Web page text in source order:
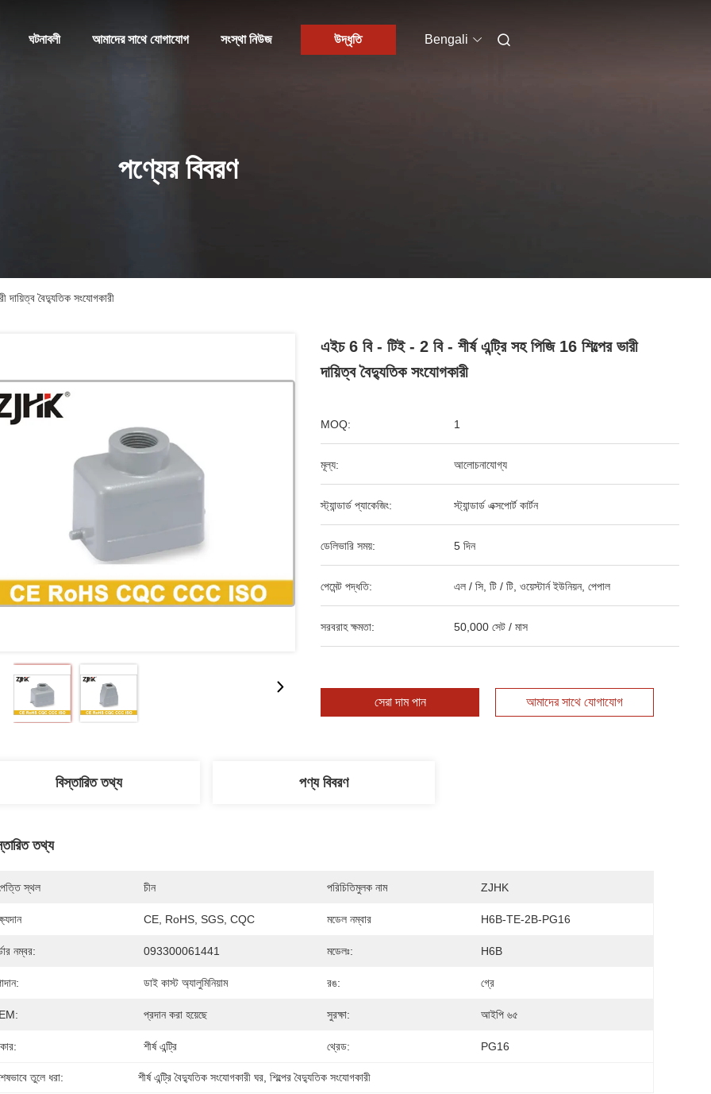
ঘটনাবলী আমাদের সাথে যোগাযোগ সংস্থা নিউজ উদ্ধৃতি Bengali
পণ্যের বিবরণ
দায়িত্ব বৈদ্যুতিক সংযোগকারী
এইচ 6 বি - টিই - 2 বি - শীর্ষ এন্ট্রি সহ পিজি 16 শিল্পের ভারী
দায়িত্ব বৈদ্যুতিক সংযোগকারী
MOQ: 1
মূল্য: আলোচনাযোগ্য
স্ট্যান্ডার্ড প্যাকেজিং: স্ট্যান্ডার্ড এক্সপোর্ট কার্টন
ডেলিভারি সময়: 5 দিন
পেমেন্ট পদ্ধতি: এল / সি, টি / টি, ওয়েস্টার্ন ইউনিয়ন, পেপাল
সরবরাহ ক্ষমতা: 50,000 সেট / মাস
সেরা দাম পান আমাদের সাথে যোগাযোগ
বিস্তারিত তথ্য পণ্য বিবরণ
তথ্য
স্থল চীন পরিচিতিমুলক নাম ZJHK
CE, RoHS, SGS, CQC মডেল নম্বার H6B-TE-2B-PG16
নম্বর: 093300061441 মডেলঃ: H6B
ডাই কাস্ট অ্যালুমিনিয়াম রঙ: গ্রে
প্রদান করা হয়েছে সুরক্ষা: আইপি ৬৫
শীর্ষ এন্ট্রি থ্রেড: PG16
তুলে ধরা: শীর্ষ এন্ট্রি বৈদ্যুতিক সংযোগকারী ঘর , শিল্পের বৈদ্যুতিক সংযোগকারী